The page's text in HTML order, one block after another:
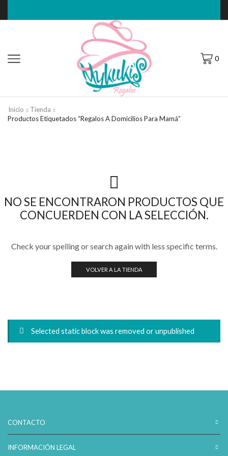
0
Inicio
Tienda
Productos Etiquetados “regalos A Domicilios Para Mamá”
NO SE ENCONTRARON PRODUCTOS QUE
CONCUERDEN CON LA SELECCIÓN.
Check your spelling or search again with less specific terms.
VOLVER A LA TIENDA
Selected static block was removed or unpublished
CONTACTO
INFORMACIÓN LEGAL